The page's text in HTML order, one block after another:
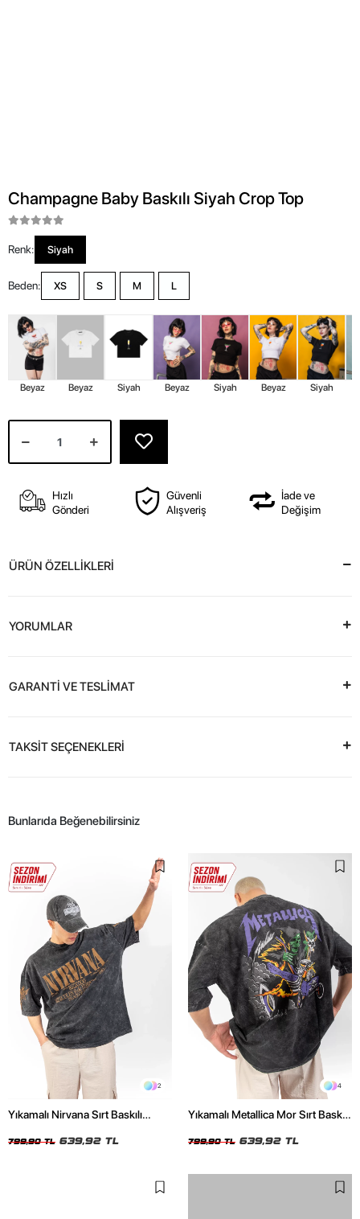
Champagne Baby Baskılı Siyah Crop Top
Renk: Siyah
Beden: XS S M L
Beyaz Beyaz Siyah Beyaz Siyah Beyaz Siyah
Hızlı
Gönderi
Güvenli
Alışveriş
İade ve
Değişim
ÜRÜN ÖZELLİKLERİ
YORUMLAR
GARANTİ VE TESLİMAT
TAKSİT SEÇENEKLERİ
Bunlarıda Beğenebilirsiniz
2
Yıkamalı Nirvana Sırt Baskılı
799,90 TL 639,92 TL
4
Yıkamalı Metallica Mor Sırt Baskılı
799,90 TL 639,92 TL